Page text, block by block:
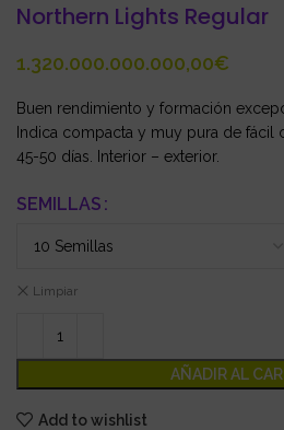
Northern Lights Regular
€
Buen rendimiento y formación
Indica compacta y muy pura de fácil
45-50 días. Interior – exterior.
SEMILLAS
Limpiar
AÑADIR AL
Add to wishlist